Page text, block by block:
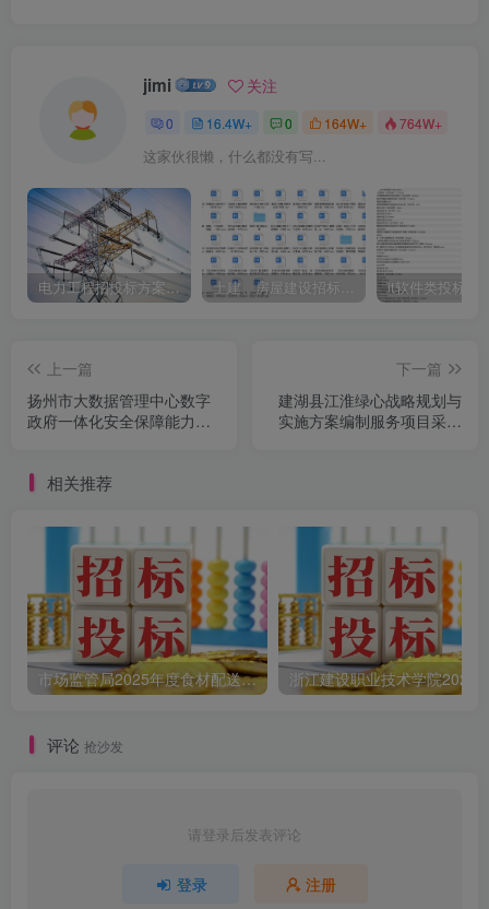
jimi 关注
0 16.4W+ 0 164W+ 764W+
这家伙很懒，什么都没有写...
电力工程招投标方案模板 土建、房屋建设招标文件标书模板 it软件类投标书
上一篇
扬州市大数据管理中心数字
政府一体化安全保障能力提
下一篇
建湖县江淮绿心战略规划与
实施方案编制服务项目采购
相关推荐
市场监管局2025年度食材配送采购公告
评论 抢沙发
请登录后发表评论
登录 注册